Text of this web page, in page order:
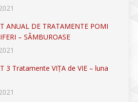
ANUAL DE TRATAMENTE POMI
– SÂMBUROASE
3 Tratamente VIȚA de VIE – luna